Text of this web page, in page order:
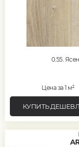
0,55,
Цена за 1 м²
КУПИТЬ